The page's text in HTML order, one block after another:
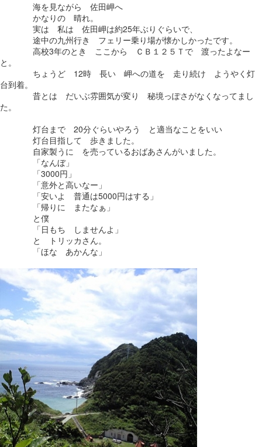
海を見ながら 佐田岬へ
かなりの 晴れ。
実は 私は 佐田岬は約25年ぶりぐらいで、
途中の九州行き フェリー乗り場が懐かしかったです。
高校3年のとき ここから ＣＢ１２５Ｔで 渡ったよなー
と。
ちょうど 12時 長い 岬への道を 走り続け ようやく灯
台到着。
昔とは だいぶ雰囲気が変り 秘境っぽさがなくなってまし
た。
灯台まで 20分ぐらいやろう と適当なことをいい
灯台目指して 歩きました。
自家製うに を売っているおばあさんがいました。
「なんぼ」
「3000円」
「意外と高いなー」
「安いよ 普通は5000円はする」
「帰りに またなぁ」
と僕
「日もち しませんよ」
と トリッカさん。
「ほな あかんな」